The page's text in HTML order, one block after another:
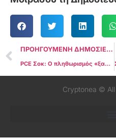
ΠΡΟΗΓΟΥΜΕΝΗ ΔΗΜΟΣΙΕΥΣΗ
PCE Σοκ: Ο πληθωρισμός «ξαναζεσταίνεται» στο 2,8% – Κι όμως, η Fed ετοιμάζεται να κόψει ξανά επιτόκια. Τι πραγματικά συμβαίνει;
Cryptonea ©